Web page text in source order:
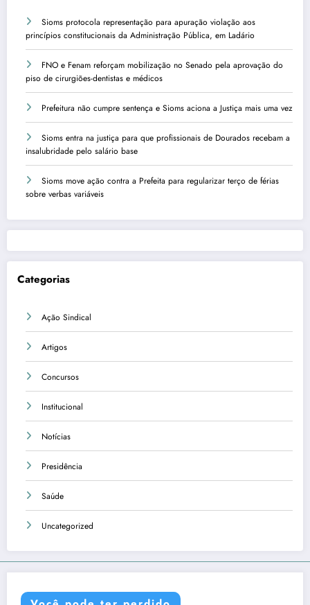
Sioms protocola representação para apuração violação aos
princípios constitucionais da Administração Pública, em Ladário
FNO e Fenam reforçam mobilização no Senado pela aprovação do
piso de cirurgiões-dentistas e médicos
Prefeitura não cumpre sentença e Sioms aciona a Justiça mais uma vez
Sioms entra na justiça para que profissionais de Dourados recebam a
insalubridade pelo salário base
Sioms move ação contra a Prefeita para regularizar terço de férias
sobre verbas variáveis
Categorias
Ação Sindical
Artigos
Concursos
Institucional
Notícias
Presidência
Saúde
Uncategorized